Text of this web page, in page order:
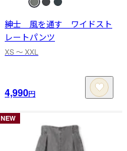
紳士 風を通す ワイドスト
レートパンツ
XS 〜 XXL
4,990円
NEW